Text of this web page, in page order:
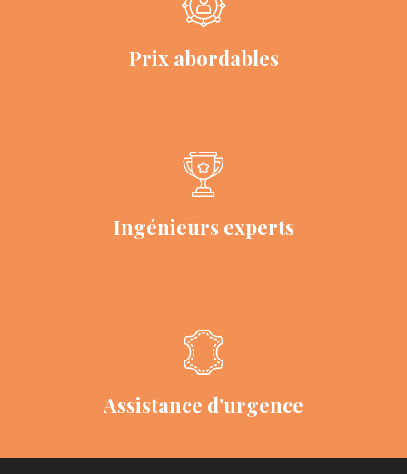
Prix ​​abordables
Ingénieurs experts
Assistance d'urgence